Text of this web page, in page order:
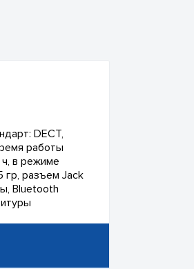
DECT,
работы
в режиме
гр, разъем Jack
Bluetooth